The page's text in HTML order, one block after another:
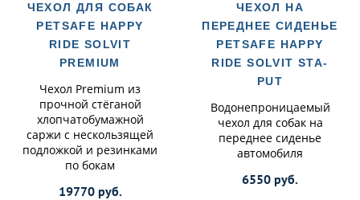
ЧЕХОЛ ДЛЯ СОБАК
PETSAFE HAPPY
RIDE SOLVIT
PREMIUM
Чехол Premium из
прочной стёганой
хлопчатобумажной
саржи с нескользящей
подложкой и резинками
по бокам
19770 руб.
ЧЕХОЛ НА
ПЕРЕДНЕЕ СИДЕНЬЕ
PETSAFE HAPPY
RIDE SOLVIT STA-
PUT
Водонепроницаемый
чехол для собак на
переднее сиденье
автомобиля
6550 руб.